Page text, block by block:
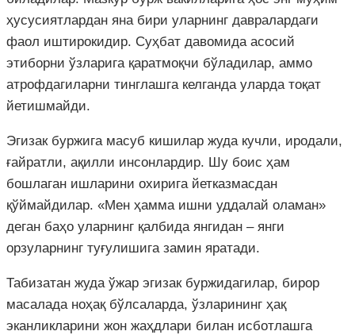
ҳусусиятлардан яна бири уларнинг давралардаги
фаол иштирокидир. Суҳбат давомида асосий
этиборни ўзларига қаратмоқчи бўладилар, аммо
атрофдагиларни тинглашга келганда уларда тоқат
йетишмайди.
Эгизак буржига масуб кишилар жуда кучли, иродали,
ғайратли, ақилли инсонлардир. Шу боис ҳам
бошлаган ишларини охирига йетказмасдан
қўймайдилар. «Мен ҳамма ишни уддалай оламан»
деган баҳо уларнинг қалбида янгидан – янги
орзуларнинг туғулишига замин яратади.
Табизатан жуда ўжар эгизак буржидагилар, бирор
масалада ноҳақ бўлсаларда, ўзларининг ҳақ
эканликларини жон жаҳдлари билан исботлашга